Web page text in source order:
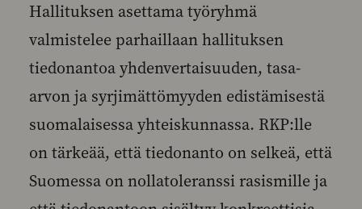
Hallituksen asettama työryhmä
valmistelee parhaillaan hallituksen
tiedonantoa yhdenvertaisuuden, tasa-
arvon ja syrjimättömyyden edistämisestä
suomalaisessa yhteiskunnassa. RKP:lle
on tärkeää, että tiedonanto on selkeä, että
Suomessa on nollatoleranssi rasismille ja